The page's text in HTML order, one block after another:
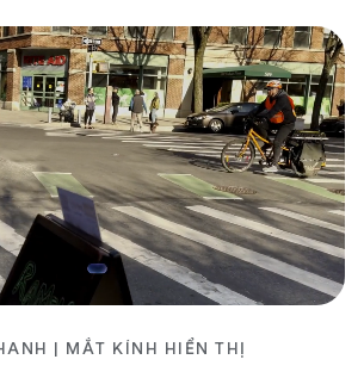
| MẮT KÍNH HIỂN THỊ